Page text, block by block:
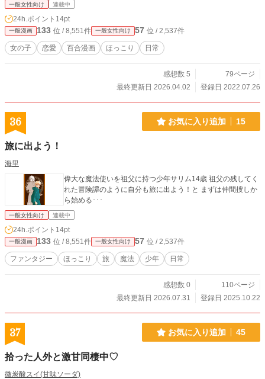
一般女性向け 連載中
24h.ポイント 14pt
一般漫画 133 位 / 8,551件 一般女性向け 57 位 / 2,537件
女の子 恋愛 百合漫画 ほっこり 日常
感想数 5
79ページ
最終更新日 2026.04.02
登録日 2022.07.26
36 お気に入り追加 15
旅に出よう！
海里
偉大な魔法使いを祖父に持つ少年サリム14歳 祖父の残してく
れた冒険譚のように自分も旅に出よう！と まずは仲間捜しか
ら始める･･･
一般女性向け 連載中
24h.ポイント 14pt
一般漫画 133 位 / 8,551件 一般女性向け 57 位 / 2,537件
ファンタジー ほっこり 旅 魔法 少年 日常
感想数 0
110ページ
最終更新日 2026.07.31
登録日 2025.10.22
37 お気に入り追加 45
拾った人外と激甘同棲中♡
微炭酸スイ(甘味ソーダ)